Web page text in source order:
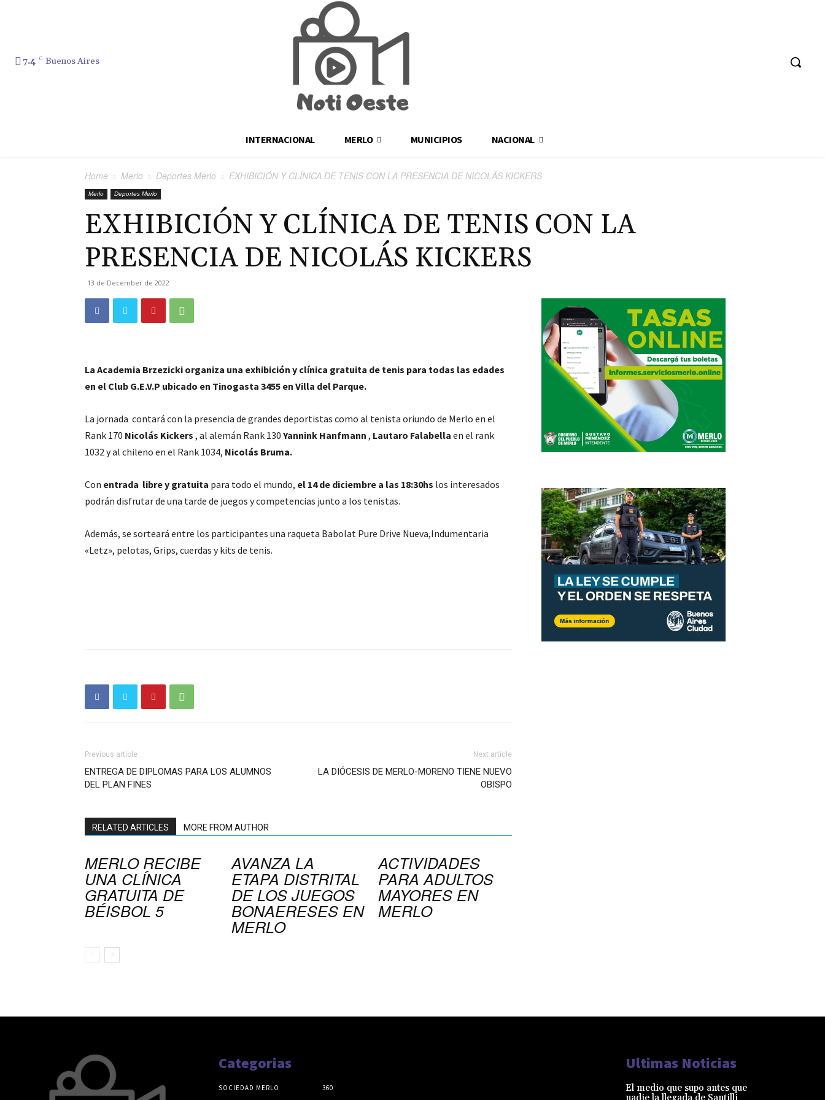
7.4 C Buenos Aires
INTERNACIONAL MERLO MUNICIPIOS NACIONAL
Home Merlo Deportes Merlo EXHIBICIÓN Y CLÍNICA DE TENIS CON LA PRESENCIA DE NICOLÁS KICKERS
Merlo Deportes Merlo
EXHIBICIÓN Y CLÍNICA DE TENIS CON LA
PRESENCIA DE NICOLÁS KICKERS
13 de December de 2022
La Academia Brzezicki organiza una exhibición y clínica gratuita de tenis para todas las edades
en el Club G.E.V.P ubicado en Tinogasta 3455 en Villa del Parque.
La jornada contará con la presencia de grandes deportistas como al tenista oriundo de Merlo en el
Rank 170 Nicolás Kickers , al alemán Rank 130 Yannink Hanfmann , Lautaro Falabella en el rank
1032 y al chileno en el Rank 1034, Nicolás Bruma.
Con entrada libre y gratuita para todo el mundo, el 14 de diciembre a las 18:30hs los interesados
podrán disfrutar de una tarde de juegos y competencias junto a los tenistas.
Además, se sorteará entre los participantes una raqueta Babolat Pure Drive Nueva,Indumentaria
«Letz», pelotas, Grips, cuerdas y kits de tenis.
Previous article
ENTREGA DE DIPLOMAS PARA LOS ALUMNOS
DEL PLAN FINES
Next article
LA DIÓCESIS DE MERLO-MORENO TIENE NUEVO
OBISPO
RELATED ARTICLES MORE FROM AUTHOR
MERLO RECIBE
UNA CLÍNICA
GRATUITA DE
BÉISBOL 5
AVANZA LA
ETAPA DISTRITAL
DE LOS JUEGOS
BONAERESES EN
MERLO
ACTIVIDADES
PARA ADULTOS
MAYORES EN
MERLO
Categorias
SOCIEDAD MERLO
360
Ultimas Noticias
El medio que supo antes que